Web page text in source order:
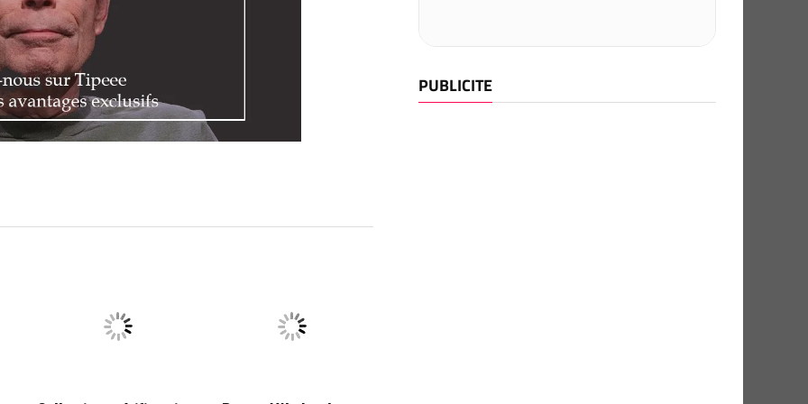
PUBLICITE